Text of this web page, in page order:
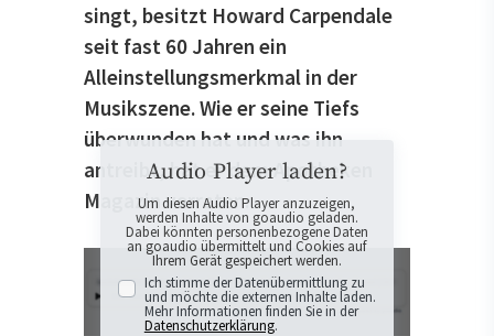
singt, besitzt Howard Carpendale
seit fast 60 Jahren ein
Alleinstellungsmerkmal in der
Musikszene. Wie er seine Tiefs
überwunden hat und was ihn
antreibt, hat er dem Apotheken
Magazin verraten.
Audio Player laden?
Um diesen Audio Player anzuzeigen,
werden Inhalte von goaudio geladen.
Dabei könnten personenbezogene Daten
an goaudio übermittelt und Cookies auf
Ihrem Gerät gespeichert werden.
Ich stimme der Datenübermittlung zu
und möchte die externen Inhalte laden.
Mehr Informationen finden Sie in der
Datenschutzerklärung.